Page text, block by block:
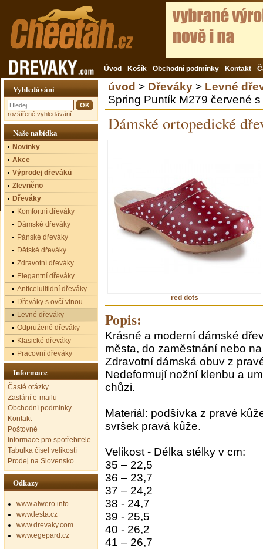
Úvod Košík Obchodní podmínky Kontakt
úvod > Dřeváky > Levné
Spring Puntík M279 červené
Dámské ortopedické
red dots
Popis:
Krásné a moderní dámské
města, do zaměstnání nebo
Zdravotní dámská obuv z
Nedeformují nožní klenbu a
chůzi.
Materiál: podšívka z pravé
svršek pravá kůže.
Velikost - Délka stélky v cm:
35 – 22,5
36 – 23,7
37 – 24,2
38 - 24,7
39 - 25,5
40 - 26,2
41 – 26,7
Vyhledávání
rozšířené vyhledávání
Naše nabídka
Novinky
Akce
Výprodej dřeváků
Zlevněno
Dřeváky
Komfortní dřeváky
Dámské dřeváky
Pánské dřeváky
Dětské dřeváky
Zdravotní dřeváky
Elegantní dřeváky
Anticelulitidní dřeváky
Dřeváky s ovčí vlnou
Levné dřeváky
Odpružené dřeváky
Klasické dřeváky
Pracovní dřeváky
Informace
Časté otázky
Zaslání e-mailu
Obchodní podmínky
Kontakt
Poštovné
Informace pro spotřebitele
Tabulka čísel velikostí
Prodej na Slovensko
Odkazy
www.alwero.info
www.lesta.cz
www.drevaky.com
www.egepard.cz